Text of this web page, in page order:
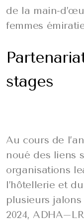
de la main-
femmes
stages
Au cours de
noué des liens
organisations
l’hôtellerie et
plusieurs
2024,